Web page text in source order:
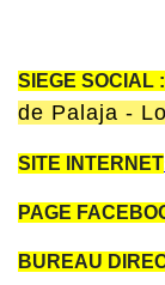
SIEGE SOCIAL :
de Palaja -
SITE INTERNET
PAGE
BUREAU